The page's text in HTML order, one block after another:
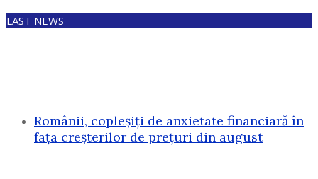
LAST NEWS
Românii, copleșiți de anxietate financiară în
fața creșterilor de prețuri din august